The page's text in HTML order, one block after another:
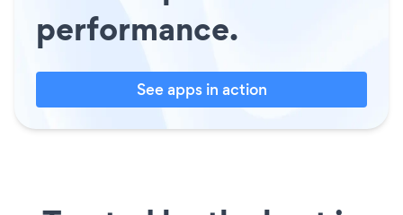
performance.
See apps in action